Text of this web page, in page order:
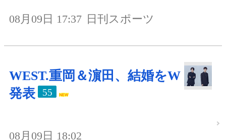
08月09日 17:37 日刊スポーツ
WEST.重岡＆濵田、結婚をW
発表
55
08月09日 18:02